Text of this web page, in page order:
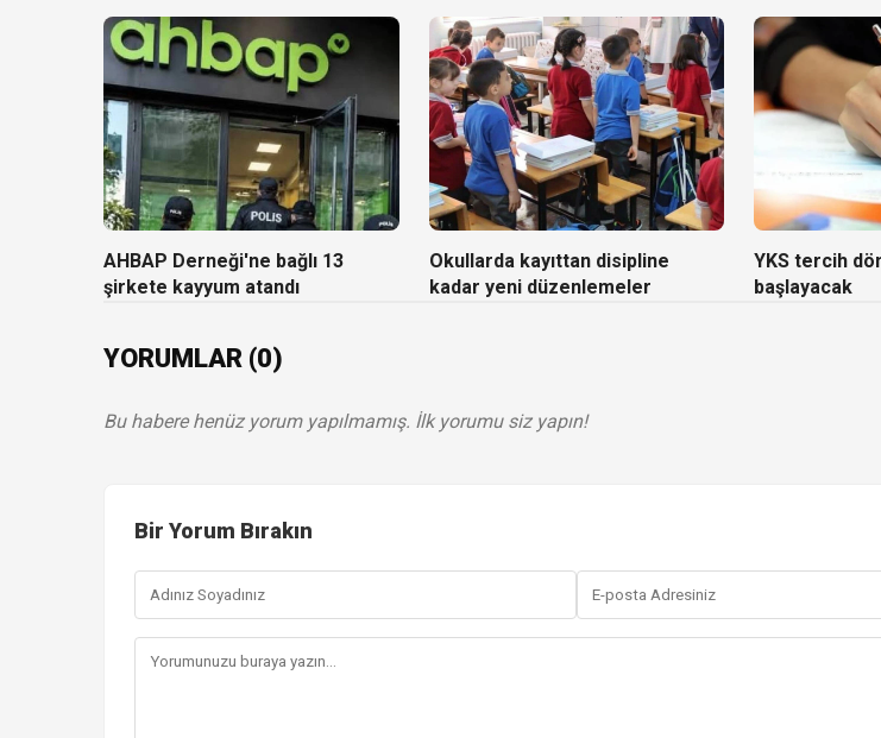
AHBAP Derneği'ne bağlı 13
şirkete kayyum atandı
Okullarda kayıttan disipline
kadar yeni düzenlemeler
YKS tercih
başlayacak
YORUMLAR (0)
Bu habere henüz yorum yapılmamış. İlk yorumu siz yapın!
Bir Yorum Bırakın